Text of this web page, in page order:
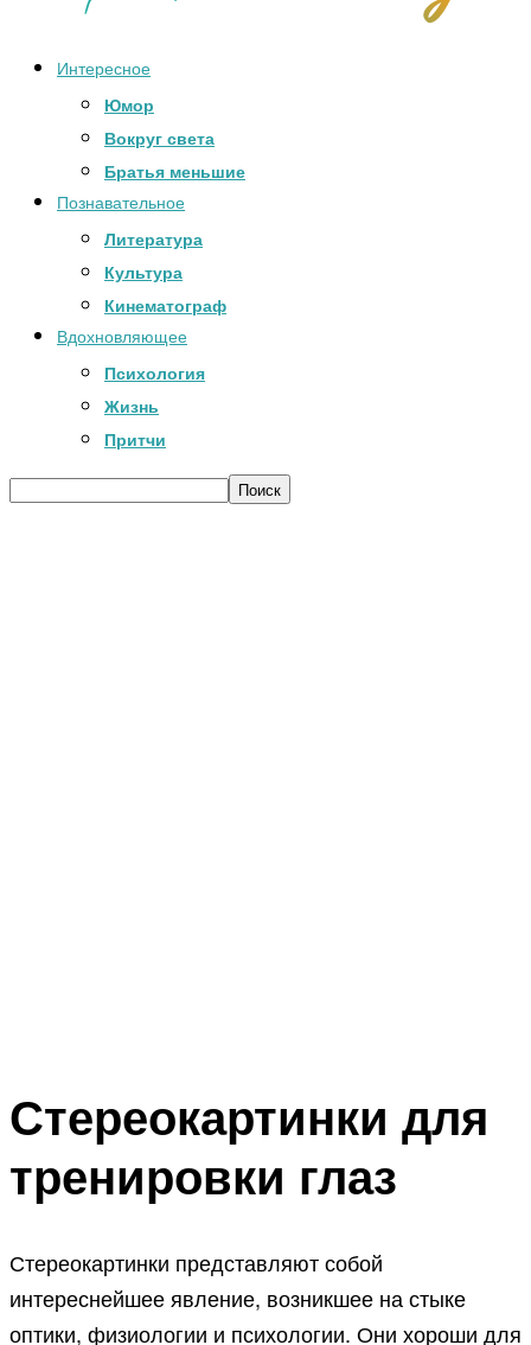
Интересное
Юмор
Вокруг света
Братья меньшие
Познавательное
Литература
Культура
Кинематограф
Вдохновляющее
Психология
Жизнь
Притчи
Стереокартинки для
тренировки глаз
Стереокартинки представляют собой
интереснейшее явление, возникшее на стыке
оптики, физиологии и психологии. Они хороши для